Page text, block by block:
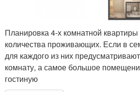
Планировка 4-х комнатной квартиры
количества проживающих. Если в
для каждого из них
комнату, а самое большое
гостиную